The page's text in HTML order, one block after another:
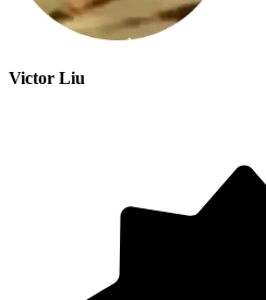
Victor Liu